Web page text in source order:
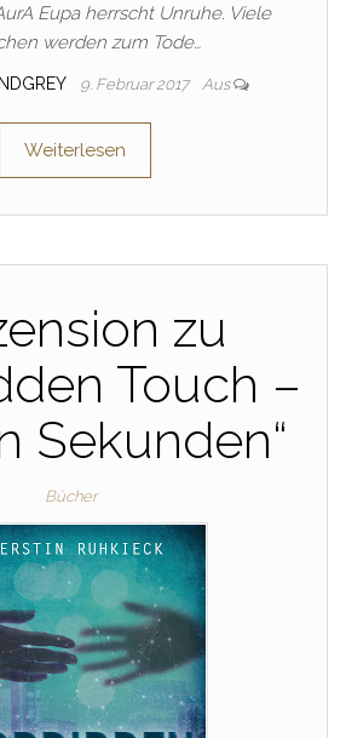
Eupa herrscht Unruhe. Viele
werden zum Tode…
9. Februar 2017 Aus
Weiterlesen
zu
Touch –
Sekunden“
Bücher